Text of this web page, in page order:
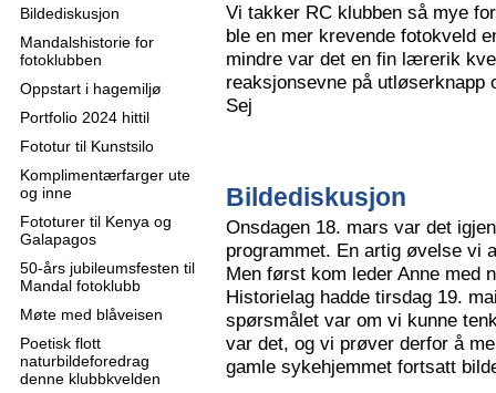
Bildediskusjon
Mandalshistorie for
fotoklubben
Oppstart i hagemiljø
Portfolio 2024 hittil
Fototur til Kunstsilo
Komplimentærfarger ute
og inne
Fototurer til Kenya og
Galapagos
50-års jubileumsfesten til
Mandal fotoklubb
Møte med blåveisen
Poetisk flott
naturbildeforedrag
denne klubbkvelden
Vi takker RC klubben så mye
ble en mer krevende fotokveld
mindre var det en fin lærerik
reaksjonsevne på utløserknapp
Sej
Bildediskusjon
Onsdagen 18. mars var det
programmet. En artig øvelse vi
Men først kom leder Anne med
Historielag hadde tirsdag 19.
spørsmålet var om vi kunne
var det, og vi prøver derfor å
gamle sykehjemmet fortsatt